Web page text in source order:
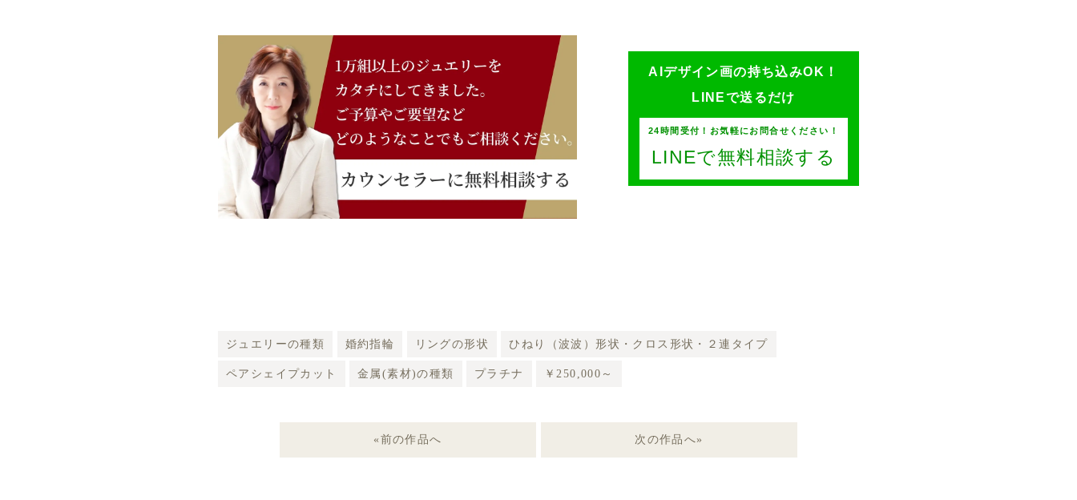
AIデザイン画の持ち込みOK！
LINEで送るだけ
24時間受付！お気軽にお問合せください！
LINEで無料相談する
ジュエリーの種類 婚約指輪 リングの形状 ひねり（波波）形状・クロス形状・２連タイプ
ペアシェイプカット 金属(素材)の種類 プラチナ ￥250,000～
«前の作品へ 次の作品へ»